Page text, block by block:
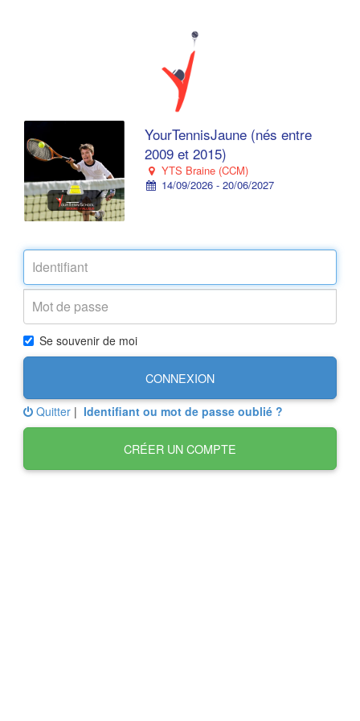
YourTennisJaune (nés entre
2009 et 2015)
YTS Braine (CCM)
14/09/2026 - 20/06/2027
Se souvenir de moi
CONNEXION
Quitter | Identifiant ou mot de passe oublié ?
CRÉER UN COMPTE